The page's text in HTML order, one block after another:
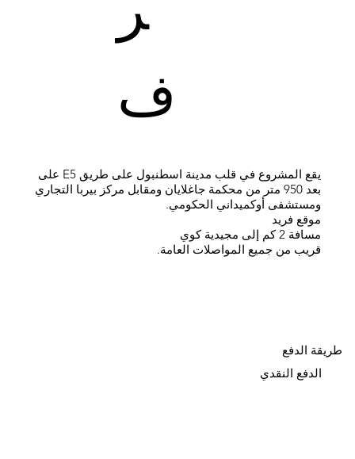
يقع المشروع في قلب مدينة اسطنبول على طريق E5 على
بعد 950 متر من محكمة جاغلايان ومقابل مركز بيربا التجاري
ومستشفى أوكميداني الحكومي.
موقع فريد
مسافة 2 كم إلى مجيدية كوي
قريب من جميع المواصلات العامة.
ف
الدفع النقدي
طريقة الدفع